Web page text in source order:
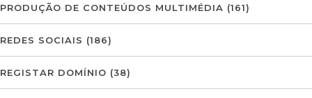
PRODUÇÃO DE CONTEÚDOS MULTIMÉDIA (161)
REDES SOCIAIS (186)
REGISTAR DOMÍNIO (38)